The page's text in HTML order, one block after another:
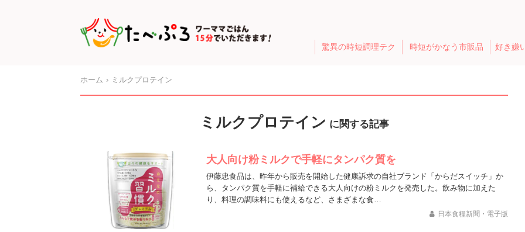
驚異の時短調理テク 時短がかなう市販品 好き嫌
ホーム ミルクプロテイン
ミルクプロテイン に関する記事
大人向け粉ミルクで手軽にタンパク質を
伊藤忠食品は、昨年から販売を開始した健康訴求の自社ブランド「からだスイッチ」か
ら、タンパク質を手軽に補給できる大人向けの粉ミルクを発売した。飲み物に加えた
り、料理の調味料にも使えるなど、さまざまな食…
日本食糧新聞・電子版